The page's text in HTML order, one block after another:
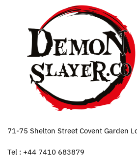
71-75 Shelton Street Covent Garden
Tel : +44 7410 683879